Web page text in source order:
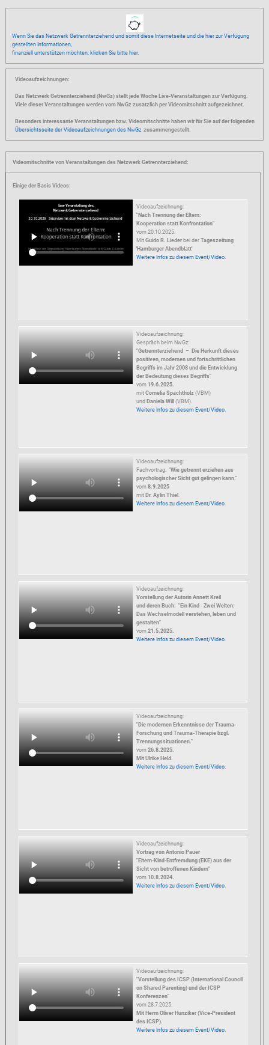
Wenn Sie das Netzwerk Getrennterziehend und somit diese Internetseite und die hier zur Verfügung
gestellten Informationen,
finanziell unterstützen möchten, klicken Sie bitte hier.
Videoaufzeichnungen:
Das Netzwerk Getrennterziehend (NwGz) stellt jede Woche Live-Veranstaltungen zur Verfügung.
Viele dieser Veranstaltungen werden vom NwGz zusätzlich per Videomitschnitt aufgezeichnet.
Besonders interessante Veranstaltungen bzw. Videomitschnitte haben wir für Sie auf der folgenden
Übersichtsseite der Videoaufzeichnungen des NwGzzusammengestellt.
Videomitschnitte von Veranstaltungen des Netzwerk Getrennterziehend:
Einige der Basis Videos:
Videoaufzeichnung:
"Nach Trennung der Eltern:
Kooperation statt Konfrontation"
vom 20.10.2025.
Mit Guido R. Liederbei der Tageszeitung
'Hamburger Abendblatt'
Weitere Infos zu diesem Event/Video.
Videoaufzeichnung:
Gespräch beim NwGz:
"Getrennterziehend –
Die Herkunft dieses
positiven, modernen und fortschrittlichen
Begriffs im Jahr 2008 und die Entwicklung
der Bedeutung dieses Begriffs"
vom19.6.2025.
mit Cornelia Spachtholz(VBM)
und Daniela Will (VBM).
Weitere Infos zu diesem Event/Video.
Videoaufzeichnung:
Fachvortrag: "Wie getrennt erziehen aus
psychologischer Sicht gut gelingen kann."
vom8.9.2025
mit Dr. Aylin Thiel .
Weitere Infos zu diesem Event/Video.
Videoaufzeichnung:
Vorstellung der Autorin Annett Kreil
und deren Buch: "Ein Kind - Zwei Welten:
Das Wechselmodell verstehen, leben und
gestalten"
vom21.5.2025.
Weitere Infos zu diesem Event/Video.
Videoaufzeichnung:
"Die modernen Erkenntnisse der Trauma-
Forschung und Trauma-Therapie bzgl.
Trennungssituationen."
vom26.8.2025.
Mit Ulrike Held.
Weitere Infos zu diesem Event/Video.
Videoaufzeichnung:
Vortrag von Antonio Pauer
"Eltern-Kind-Entfremdung (EKE) aus der
Sicht von betroffenen Kindern"
vom10.8.2024.
Weitere Infos zu diesem Event/Video.
Videoaufzeichnung:
"Vorstellung des ICSP (International Council
on Shared Parenting) und der ICSP
Konferenzen"
vom 28.7.2025.
Mit Herrn Oliver Hunziker (Vice-President
des ICSP).
Weitere Infos zu diesem Event/Video.